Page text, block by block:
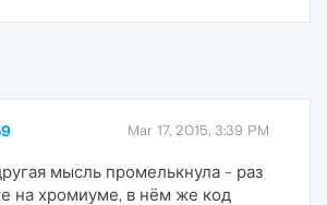
Mar 17, 2015, 3:39 PM
мысль промелькнула - раз
на хромиуме, в нём же код